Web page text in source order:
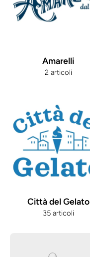
Amarelli
2 articoli
Città del Gelato
35 articoli